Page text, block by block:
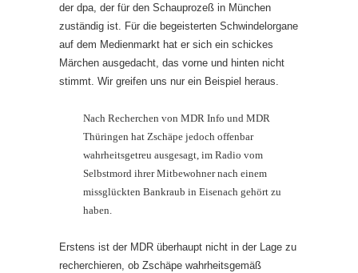
der dpa, der für den Schauprozeß in München
zuständig ist. Für die begeisterten Schwindel­or­gane
auf dem Medienmarkt hat er sich ein schickes
Märchen ausge­dacht, das vorne und hinten nicht
stimmt. Wir greifen uns nur ein Beispiel heraus.
Nach Recherchen von MDR Info und MDR
Thüringen hat Zschäpe jedoch offenbar
wahrheitsgetreu ausgesagt, im Radio vom
Selbstmord ihrer Mitbewohner nach einem
missglückten Bankraub in Eisenach gehört zu
haben.
Erstens ist der MDR überhaupt nicht in der Lage zu
recherchieren, ob Zschäpe wahrheitsgemäß